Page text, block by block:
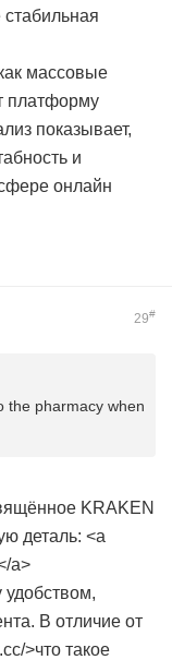
массовые
платформу
показывает,
и
онлайн
29#
the pharmacy when
KRAKEN
деталь: <a
a>
В отличие от
>что такое